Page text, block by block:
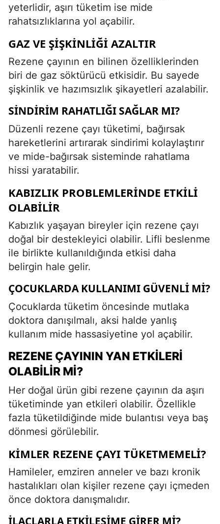
yeterlidir, aşırı tüketim ise mide
rahatsızlıklarına yol açabilir.
GAZ VE ŞIŞKINLIĞI AZALTIR
Rezene çayının en bilinen özelliklerinden
biri de gaz söktürücü etkisidir. Bu sayede
şişkinlik ve hazımsızlık şikayetleri azalabilir.
SINDIRIM RAHATLIĞI SAĞLAR MI?
Düzenli rezene çayı tüketimi, bağırsak
hareketlerini artırarak sindirimi kolaylaştırır
ve mide-bağırsak sisteminde rahatlama
hissi yaratabilir.
KABIZLIK PROBLEMLERINDE ETKILI
OLABILIR
Kabızlık yaşayan bireyler için rezene çayı
doğal bir destekleyici olabilir. Lifli beslenme
ile birlikte kullanıldığında etkisi daha
belirgin hale gelir.
ÇOCUKLARDA KULLANIMI GÜVENLI MI?
Çocuklarda tüketim öncesinde mutlaka
doktora danışılmalı, aksi halde yanlış
kullanım mide hassasiyetine yol açabilir.
REZENE ÇAYININ YAN ETKILERI
OLABILIR MI?
Her doğal ürün gibi rezene çayının da aşırı
tüketiminde yan etkileri olabilir. Özellikle
fazla tüketildiğinde mide bulantısı veya baş
dönmesi görülebilir.
KIMLER REZENE ÇAYI TÜKETMEMELI?
Hamileler, emziren anneler ve bazı kronik
hastalıkları olan kişiler rezene çayı içmeden
önce doktora danışmalıdır.
İLAÇLARLA ETKILEŞIME GIRER MI?